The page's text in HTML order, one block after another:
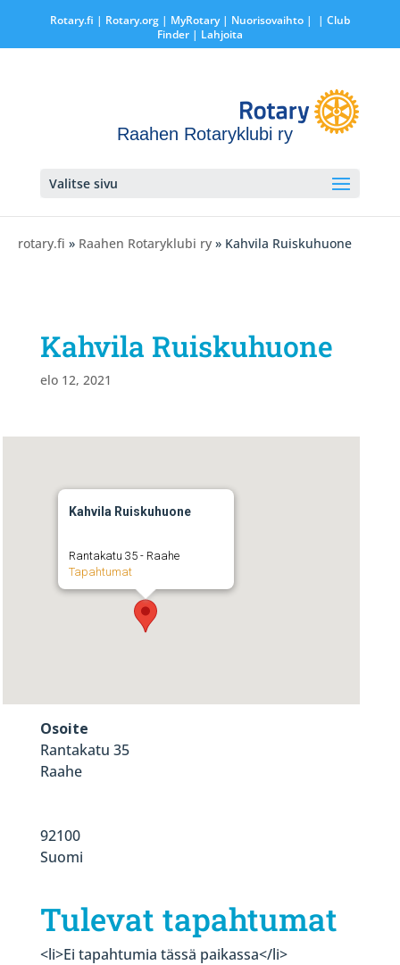
Rotary.fi | Rotary.org| MyRotary | Nuorisovaihto|
| Club
Finder| Lahjoita
Raahen Rotaryklubi ry
Valitse sivu
rotary.fi » Raahen Rotaryklubi ry » Kahvila Ruiskuhuone
Kahvila Ruiskuhuone
elo 12, 2021
Kahvila Ruiskuhuone
Rantakatu 35 - Raahe
Tapahtumat
Osoite
Rantakatu 35
Raahe
92100
Suomi
Tulevat tapahtumat
<li>Ei tapahtumia tässä paikassa</li>